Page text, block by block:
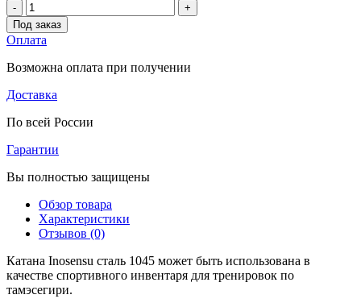
-
+
Под заказ
Оплата
Возможна оплата при получении
Доставка
По всей России
Гарантии
Вы полностью защищены
Обзор товара
Характеристики
Отзывов (0)
Катана Inosensu сталь 1045 может быть использована в
качестве спортивного инвентаря для тренировок по
тамэсегири.